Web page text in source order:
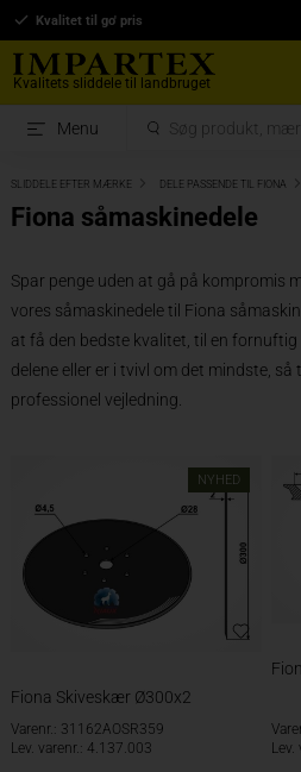
Kvalitet til go' pris
Kvalitets sliddele til landbruget
Menu
SLIDDELE EFTER MÆRKE DELE PASSENDE TIL FIONA
Fiona såmaskinedele
Spar penge uden at gå på kompromis
vores såmaskinedele til Fiona
at få den bedste kvalitet, til en fornuftig
delene eller er i tvivl om det mindste,
professionel vejledning.
NYHED
Fiona Skiveskær Ø300x2
Varenr.: 31162AOSR359
Lev. varenr.: 4.137.003
Lev.